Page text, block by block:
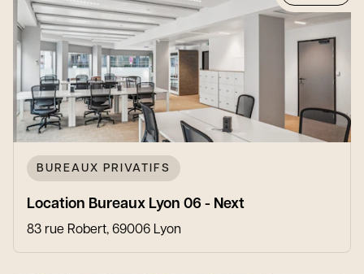
BUREAUX PRIVATIFS
Location Bureaux Lyon 06 - Next
83 rue Robert, 69006 Lyon